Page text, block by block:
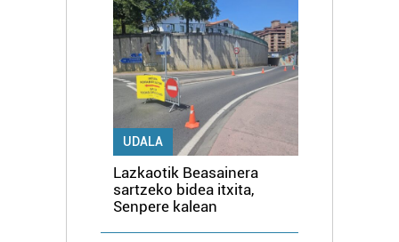
UDALA
Lazkaotik Beasainera
sartzeko bidea itxita,
Senpere kalean